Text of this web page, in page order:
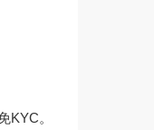
KYC。